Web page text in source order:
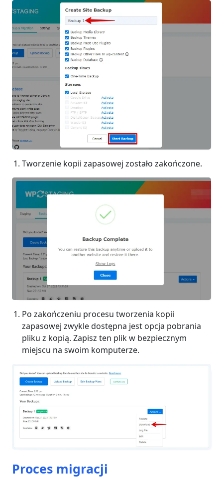
Tworzenie kopii zapasowej zostało zakończone.
Po zakończeniu procesu tworzenia kopii
zapasowej zwykle dostępna jest opcja pobrania
pliku z kopią. Zapisz ten plik w bezpiecznym
miejscu na swoim komputerze.
Proces migracji